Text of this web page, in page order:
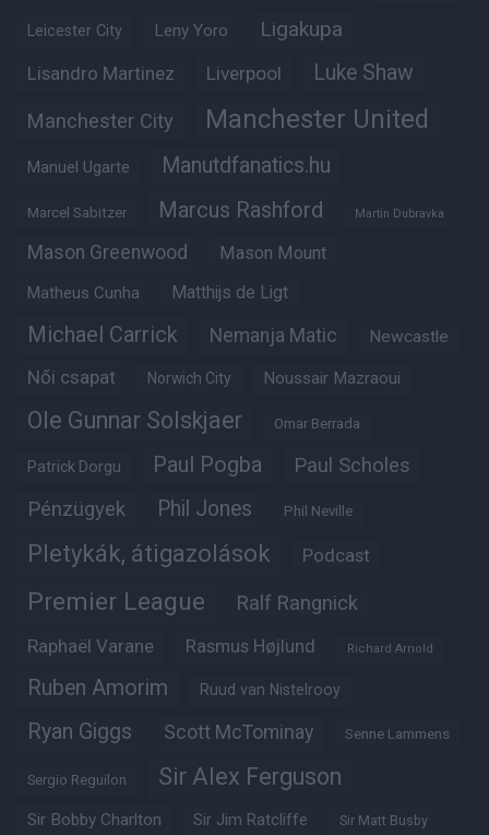
Leicester City Leny Yoro Ligakupa
Lisandro Martinez Liverpool Luke Shaw
Manchester City Manchester United
Manuel Ugarte Manutdfanatics.hu
Marcel Sabitzer Marcus Rashford Martin Dubravka
Mason Greenwood Mason Mount
Matheus Cunha Matthijs de Ligt
Michael Carrick Nemanja Matic Newcastle
Női csapat Norwich City Noussair Mazraoui
Ole Gunnar Solskjaer Omar Berrada
Patrick Dorgu Paul Pogba Paul Scholes
Pénzügyek Phil Jones Phil Neville
Pletykák, átigazolások Podcast
Premier League Ralf Rangnick
Raphaël Varane Rasmus Højlund Richard Arnold
Ruben Amorim Ruud van Nistelrooy
Ryan Giggs Scott McTominay Senne Lammens
Sergio Reguilon Sir Alex Ferguson
Sir Bobby Charlton Sir Jim Ratcliffe Sir Matt Busby